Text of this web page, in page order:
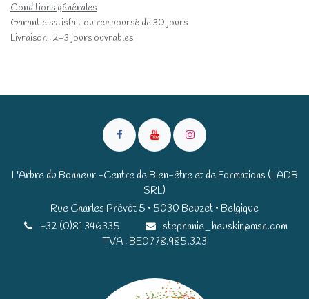
Conditions générales
Garantie satisfait ou remboursé de 30 jours
Livraison : 2-3 jours ouvrables
L'Arbre du Bonheur -Centre de Bien-être et de Formations (LADB
SRL)
Rue Charles Prévôt 5 • 5030 Beuzet • Belgique​​
+32 (0)81 346335
stephanie_heuskin@msn.com
TVA : BE0778.985.323